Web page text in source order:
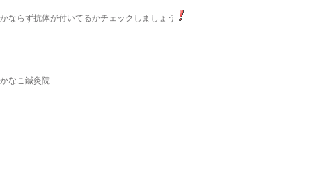
かならず抗体が付いてるかチェックしましょう
かなこ鍼灸院